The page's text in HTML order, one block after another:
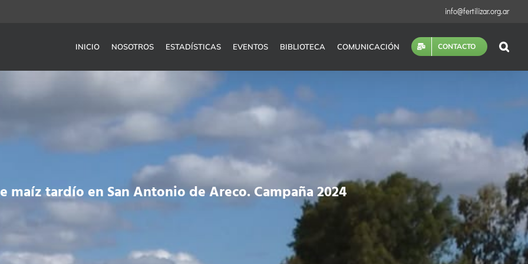
info@fertilizar.org.ar
INICIO NOSOTROS ESTADÍSTICAS EVENTOS BIBLIOTECA COMUNICACIÓN CONTACTO
tardío en San Antonio de Areco. Campaña 2024